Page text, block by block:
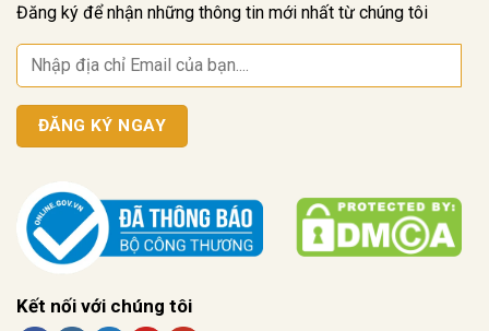
Đăng ký để nhận những thông tin mới nhất từ chúng tôi
Kết nối với chúng tôi